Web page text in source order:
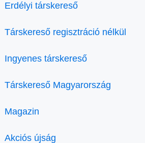
Erdélyi társkereső
Társkereső regisztráció nélkül
Ingyenes társkereső
Társkereső Magyarország
Magazin
Akciós újság